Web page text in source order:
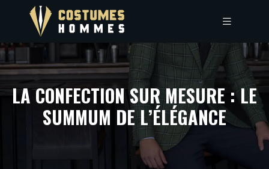
LA CONFECTION SUR MESURE : LE
SUMMUM DE L’ÉLÉGANCE